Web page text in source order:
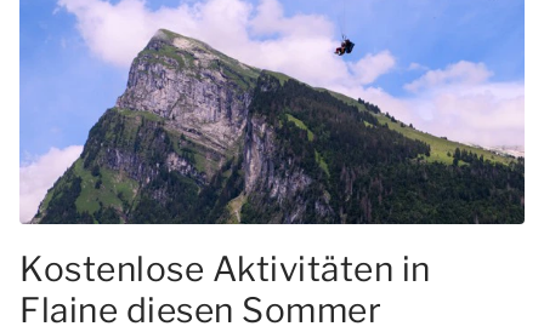
Kostenlose Aktivitäten in
Flaine diesen Sommer